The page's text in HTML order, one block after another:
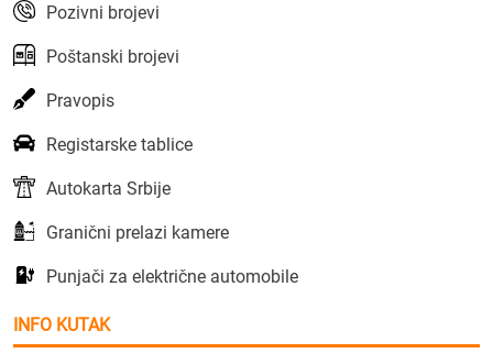
Pozivni brojevi
Poštanski brojevi
Pravopis
Registarske tablice
Autokarta Srbije
Granični prelazi kamere
Punjači za električne automobile
INFO KUTAK